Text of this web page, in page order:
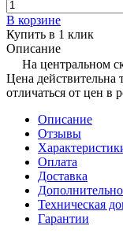
В корзине
Купить в 1 клик
Описание
На центральном
Цена действительна
отличаться от цен в
Описание
Отзывы
Оплата
Доставка
Дополнительно
Техническая
Гарантии